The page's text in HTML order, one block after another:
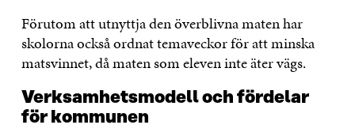
Förutom att utnyttja den överblivna maten har
skolorna också ordnat temaveckor för att minska
matsvinnet, då maten som eleven inte äter vägs.
Verksamhetsmodell och fördelar
för kommunen